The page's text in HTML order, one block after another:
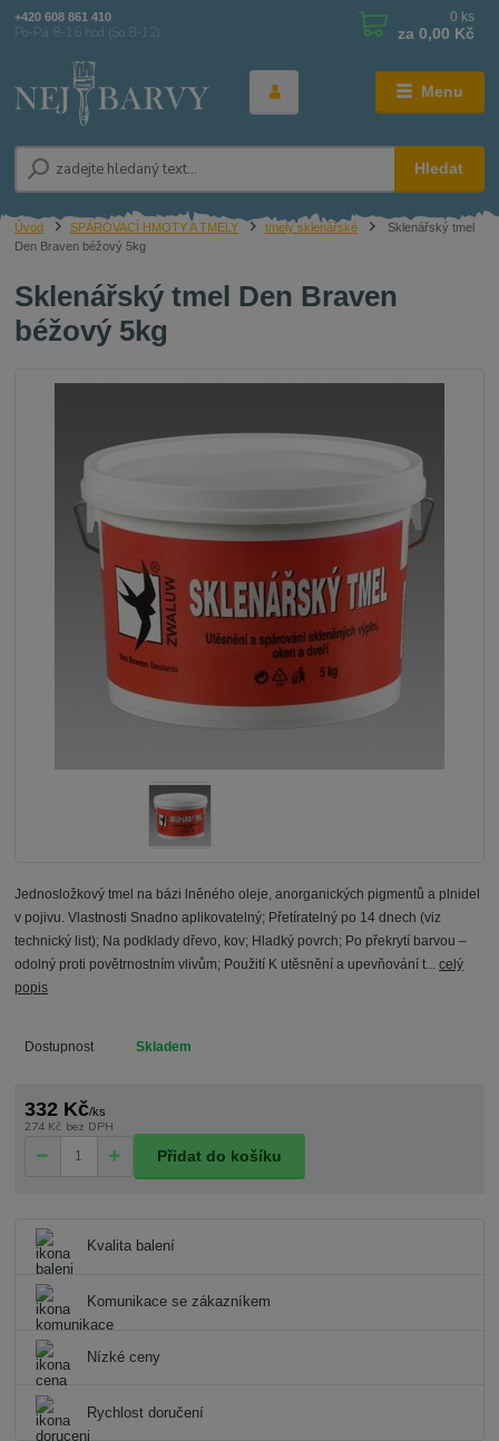
Menu
Hledat
+420 608 861 410
Po-Pá 8-16 hod (So 8-12)
0 ks
za 0,00 Kč
Úvod SPÁROVACÍ HMOTY A TMELY tmely sklenářské
Sklenářský tmel
Den Braven béžový 5kg
Sklenářský tmel Den Braven
béžový 5kg
Jednosložkový tmel na bázi lněného oleje, anorganických pigmentů a plnidel
v pojivu. Vlastnosti Snadno aplikovatelný; Přetíratelný po 14 dnech (viz
technický list); Na podklady dřevo, kov; Hladký povrch; Po překrytí barvou –
odolný proti povětrnostním vlivům; Použití K utěsnění a upevňování t...celý
popis
Dostupnost Skladem
332 Kč/ks
274 Kč bez DPH
Přidat do košíku
Kvalita balení
Komunikace se zákazníkem
Nízké ceny
Rychlost doručení